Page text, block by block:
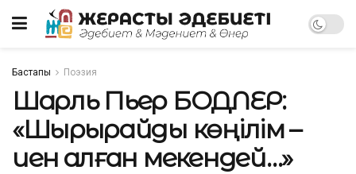
Бастапқы Поэзия
Шарль Пьер БОДЛЕР:
«Шырқырайды көңілім –
иен қалған мекендей…»